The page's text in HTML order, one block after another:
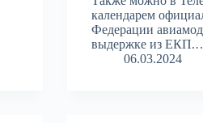
календарем
Федерации
выдержке из
06.03.2024